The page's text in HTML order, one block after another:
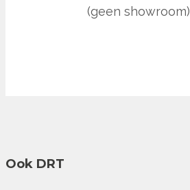
(geen showroom)
Ook DRT